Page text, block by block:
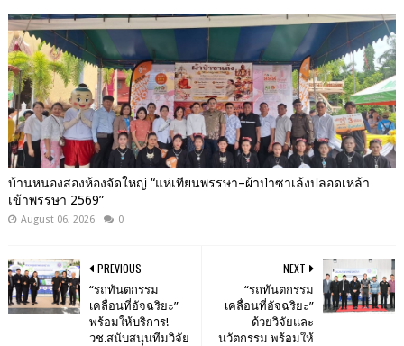
บ้านหนองสองห้องจัดใหญ่ “แห่เทียนพรรษา–ผ้าป่าซาเล้งปลอดเหล้า
เข้าพรรษา 2569”
August 06, 2026 0
NEXT
“รถทันตกรรม
เคลื่อนที่อัจฉริยะ”
ด้วยวิจัยและ
นวัตกรรม พร้อมให้
PREVIOUS
“รถทันตกรรม
เคลื่อนที่อัจฉริยะ”
พร้อมให้บริการ!
วช.สนับสนุนทีมวิจัย